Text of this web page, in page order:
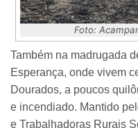
Foto:
Também na madrugada
Esperança, onde vivem
Dourados, a poucos
e incendiado. Mantido
e Trabalhadoras Rurais